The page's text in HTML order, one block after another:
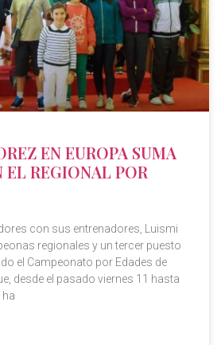
EN EUROPA SUMA
EL REGIONAL POR
con sus entrenadores, Luismi
regionales y un tercer puesto
el Campeonato por Edades de
desde el pasado viernes 11 hasta
ha